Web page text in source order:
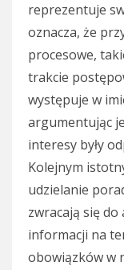
reprezentuje
oznacza, że
procesowe,
trakcie
występuje w
argumentując
interesy były
Kolejnym
udzielanie
zwracają się
informacji na
obowiązków w